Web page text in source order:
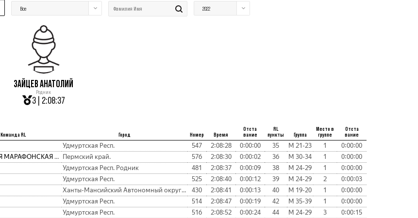
Все 2022
ЗАЙЦЕВ АНАТОЛИЙ
Родник
3 | 2:08:37
Команда RL Город Номер Время
Отста
вание
RL
пункты
Группа
Место в
группе
Отста
вание
Удмуртская Респ. 547 2:08:28 0:00:00 35 М 21-23 1
0:00:00
ПЕРМСКАЯ МАРАФОНСКАЯ КОМАНДА Пермский край. 576 2:08:30 0:00:02 36 М 30-34 1
0:00:00
Удмуртская Респ. Родник 481 2:08:37 0:00:09 38 М 24-29 1
0:00:00
Удмуртская Респ. 525 2:08:40 0:00:12 39 М 24-29 2
0:00:03
Ханты-Мансийский Автономный округ - Югра АО. 430 2:08:41 0:00:13 40 М 19-20 1
0:00:00
Удмуртская Респ. 514 2:08:47 0:00:19 42 М 35-39 1
0:00:00
Удмуртская Респ. 516 2:08:52 0:00:24 44 М 24-29 3
0:00:15